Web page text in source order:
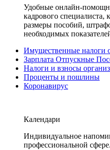
Удобные онлайн-
кадрового специалиста,
размеры пособий,
необходимых
Имущественные налоги
Зарплата Отпускные
Налоги и взносы
Проценты и пошлины
Коронавирус
Календари
Индивидуальное
профессиональной сфере.